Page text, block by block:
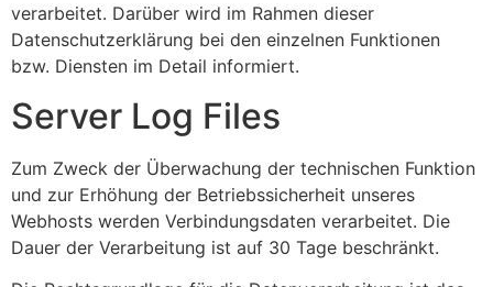
verarbeitet. Darüber wird im Rahmen dieser
Datenschutzerklärung bei den einzelnen Funktionen
bzw. Diensten im Detail informiert.
Server Log Files
Zum Zweck der Überwachung der technischen Funktion
und zur Erhöhung der Betriebssicherheit unseres
Webhosts werden Verbindungsdaten verarbeitet. Die
Dauer der Verarbeitung ist auf 30 Tage beschränkt.